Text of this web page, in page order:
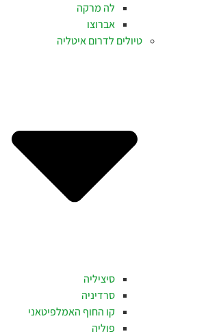
לה מרקה
אברוצו
טיולים לדרום איטליה
סיציליה
סרדיניה
קו החוף האמלפיטאני
פוליה